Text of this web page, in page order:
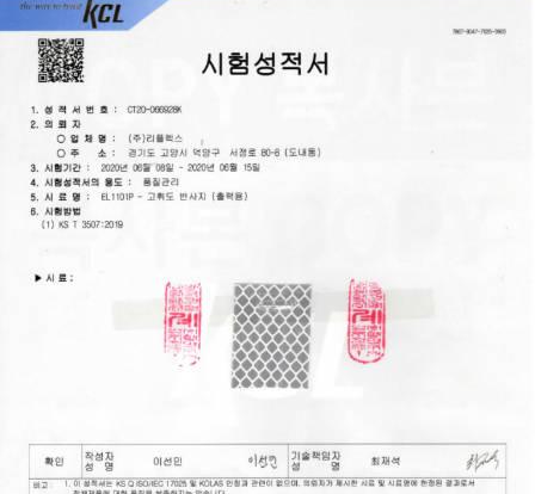
이코 라이프 하